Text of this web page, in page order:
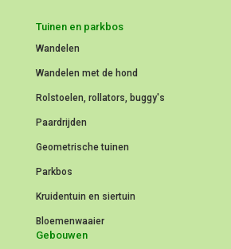
Tuinen en parkbos
Wandelen
Wandelen met de hond
Rolstoelen, rollators, buggy's
Paardrijden
Geometrische tuinen
Parkbos
Kruidentuin en siertuin
Bloemenwaaier
Gebouwen